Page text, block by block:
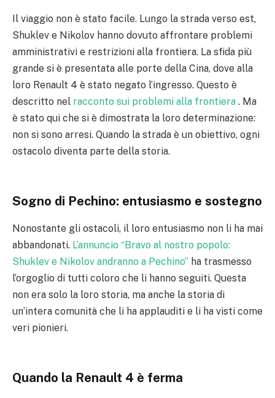
Il viaggio non è stato facile. Lungo la strada verso est,
Shuklev e Nikolov hanno dovuto affrontare problemi
amministrativi e restrizioni alla frontiera. La sfida più
grande si è presentata alle porte della Cina, dove alla
loro Renault 4 è stato negato l’ingresso. Questo è
descritto nel racconto sui problemi alla frontiera . Ma
è stato qui che si è dimostrata la loro determinazione:
non si sono arresi. Quando la strada è un obiettivo, ogni
ostacolo diventa parte della storia.
Sogno di Pechino: entusiasmo e sostegno
Nonostante gli ostacoli, il loro entusiasmo non li ha mai
abbandonati. L’annuncio “Bravo al nostro popolo:
Shuklev e Nikolov andranno a Pechino” ha trasmesso
l’orgoglio di tutti coloro che li hanno seguiti. Questa
non era solo la loro storia, ma anche la storia di
un’intera comunità che li ha applauditi e li ha visti come
veri pionieri.
Quando la Renault 4 è ferma